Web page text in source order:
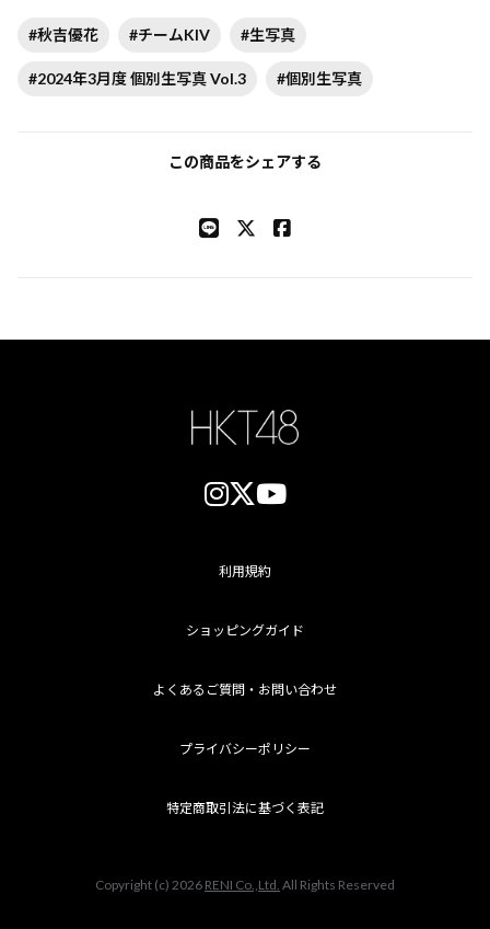
#秋吉優花 #チームKIV #生写真
#2024年3月度 個別生写真 Vol.3 #個別生写真
この商品をシェアする
利用規約
ショッピングガイド
よくあるご質問・お問い合わせ
プライバシーポリシー
特定商取引法に基づく表記
Copyright (c) 2026 RENI Co.,Ltd. All Rights Reserved